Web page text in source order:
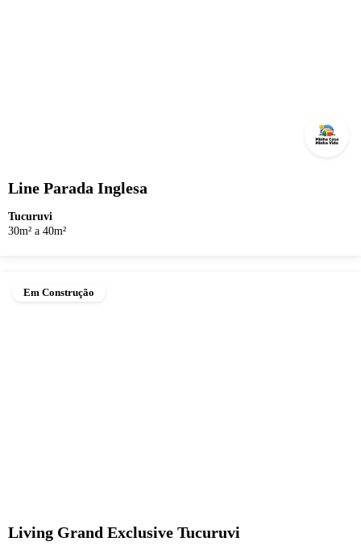
Line Parada Inglesa
Tucuruvi
30m² a 40m²
Em Construção
Living Grand Exclusive Tucuruvi